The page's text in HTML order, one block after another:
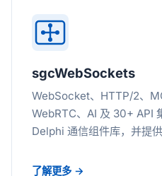
sgcWebSockets
WebSocket、HTTP/2、
WebRTC、AI 及 30+ API
Delphi 通信组件库，并提
了解更多 →